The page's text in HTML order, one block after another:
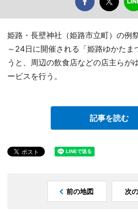
姫路・長壁神社（姫路市立町）の例
～24日に開催される「姫路ゆかたま
うと、周辺の飲食店などの店主らが
ービスを行う。
記事を読む
前の地図 次